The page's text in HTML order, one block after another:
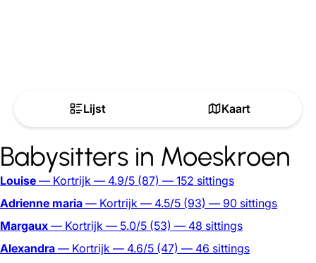
Lijst Kaart
Babysitters in Moeskroen
Louise — Kortrijk — 4.9/5 (87) — 152 sittings
Adrienne maria — Kortrijk — 4.5/5 (93) — 90 sittings
Margaux — Kortrijk — 5.0/5 (53) — 48 sittings
Alexandra — Kortrijk — 4.6/5 (47) — 46 sittings